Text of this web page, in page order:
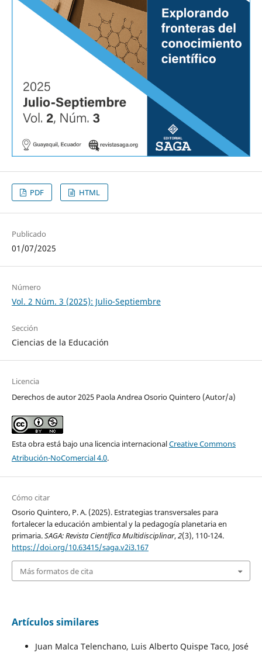
PDF HTML
Publicado
01/07/2025
Número
Vol. 2 Núm. 3 (2025): Julio-Septiembre
Sección
Ciencias de la Educación
Licencia
Derechos de autor 2025 Paola Andrea Osorio Quintero (Autor/a)
Esta obra está bajo una licencia internacionalCreative Commons
Atribución-NoComercial 4.0.
Cómo citar
Osorio Quintero, P. A. (2025). Estrategias transversales para
fortalecer la educación ambiental y la pedagogía planetaria en
primaria.SAGA: Revista Científica Multidisciplinar,2(3), 110-124.
https://doi.org/10.63415/saga.v2i3.167
Más formatos de cita
Artículos similares
Juan Malca Telenchano, Luis Alberto Quispe Taco, José